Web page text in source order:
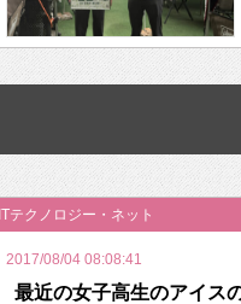
ITテクノロジー・ネット
2017/08/04 08:08:41
最近の女子高生のアイス